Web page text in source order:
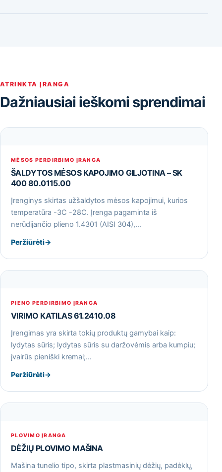
ATRINKTA ĮRANGA
Dažniausiai ieškomi sprendimai
MĖSOS PERDIRBIMO ĮRANGA
ŠALDYTOS MĖSOS KAPOJIMO GILJOTINA – SK
400 80.0115.00
Įrenginys skirtas užšaldytos mėsos kapojimui, kurios
temperatūra -3С -28С. Įrenga pagaminta iš
nerūdijančio plieno 1.4301 (AISI 304),…
Peržiūrėti→
PIENO PERDIRBIMO ĮRANGA
VIRIMO KATILAS 61.2410.08
Įrengimas yra skirta tokių produktų gamybai kaip:
lydytas sūris; lydytas sūris su daržovėmis arba kumpiu;
įvairūs pieniški kremai;…
Peržiūrėti→
PLOVIMO ĮRANGA
DĖŽIŲ PLOVIMO MAŠINA
Mašina tunelio tipo, skirta plastmasinių dėžių, padėklų,